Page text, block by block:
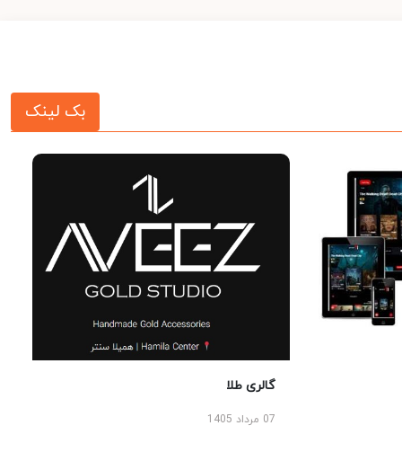
بک لینک
گالری طلا
07 مرداد 1405